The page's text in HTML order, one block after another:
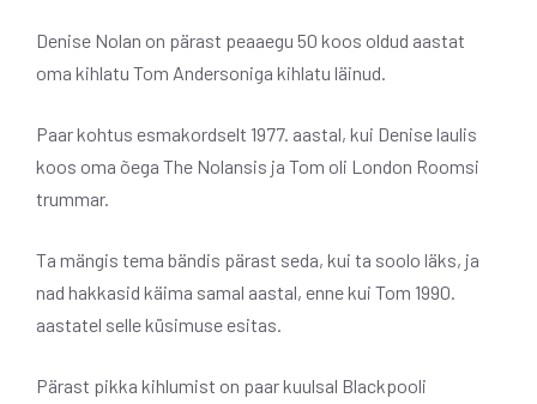
Denise Nolan on pärast peaaegu 50 koos oldud aastat
oma kihlatu Tom Andersoniga kihlatu läinud.
Paar kohtus esmakordselt 1977. aastal, kui Denise laulis
koos oma õega The Nolansis ja Tom oli London Roomsi
trummar.
Ta mängis tema bändis pärast seda, kui ta soolo läks, ja
nad hakkasid käima samal aastal, enne kui Tom 1990.
aastatel selle küsimuse esitas.
Pärast pikka kihlumist on paar kuulsal Blackpooli